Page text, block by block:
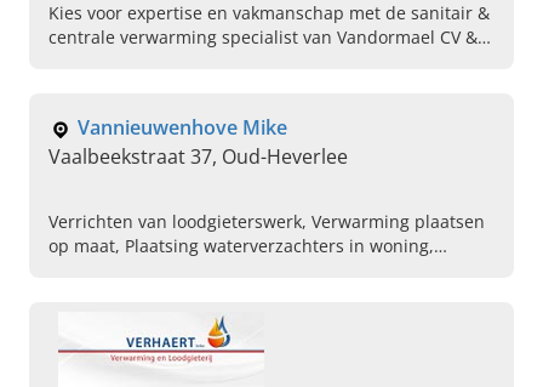
Kies voor expertise en vakmanschap met de sanitair &
centrale verwarming specialist van Vandormael CV &
Vannieuwenhove Mike
Vaalbeekstraat 37, Oud-Heverlee
Verrichten van loodgieterswerk, Verwarming plaatsen
op maat, Plaatsing waterverzachters in woning,
onderhouden, Verwarmingsinstallateur